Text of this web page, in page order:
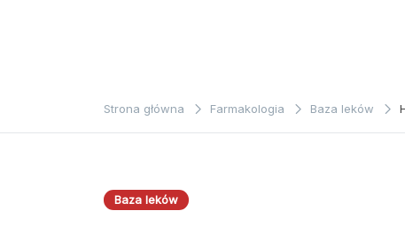
Strona główna Farmakologia Baza leków
Baza leków